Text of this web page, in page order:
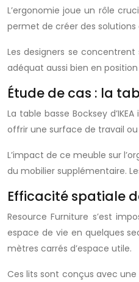
L’ergonomie joue un rôle
permet de créer des solutions
Les designers se
adéquat aussi bien en
Étude de cas : la
La table basse Bocksey
offrir une surface de travail
L’impact de ce meuble sur
du mobilier supplémentaire.
Efficacité spatiale
Resource Furniture s’est
espace de vie en quelques
mètres carrés d’espace utile.
Ces lits sont conçus avec